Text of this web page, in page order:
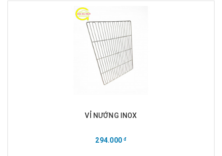
VỈ NƯỚNG INOX
294.000đ